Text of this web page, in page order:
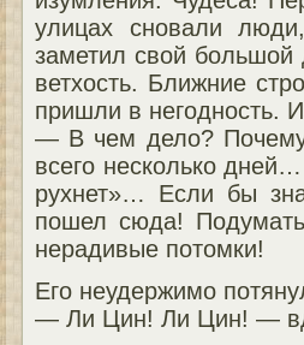
улицах сновали
заметил свой
ветхость. Ближние
пришли в негодность.
— В чем дело?
всего несколько
рухнет»… Если бы
пошел сюда!
нерадивые потомки!
Его неудержимо
— Ли Цин! Ли Цин! —